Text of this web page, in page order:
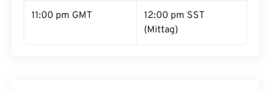
11:00 pm GMT
12:00 pm SST
(Mittag)